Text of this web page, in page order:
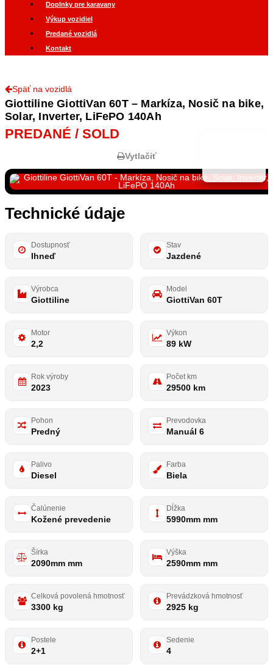
Doplnky pre karavany
Výkup vozidiel
Predané vozidlá
Kontakt
Späť na vozidlá
Giottiline GiottiVan 60T – Markíza, Nosič na bike,
Solar, Inverter, LiFePO 140Ah
PREDANÉ / SOLD
Vytlačiť
Technické údaje
Dostupnosť
Ihneď
Stav
Jazdené
Výrobca
Giottiline
Model
GiottiVan 60T
Motor
2,2
Výkon
89 kW
Rok výroby
2023
Počet km
29500 km
Pohon
Predný
Prevodovka
Manuál 6
Palivo
Diesel
Farba
Biela
Čalúnenie
Kožené prevedenie
Dĺžka
5990mm mm
Šírka
2090mm mm
Výška
2590mm mm
Celková povolená hmotnosť
3300 kg
Prevádzková hmotnosť
2925 kg
Postele
2+1
Sedenie
4